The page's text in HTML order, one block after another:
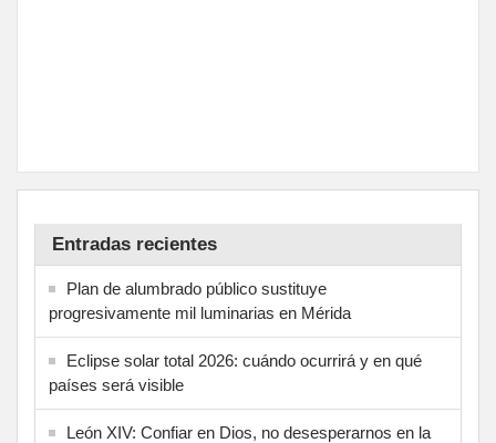
Entradas recientes
Plan de alumbrado público sustituye
progresivamente mil luminarias en Mérida
Eclipse solar total 2026: cuándo ocurrirá y en qué
países será visible
León XIV: Confiar en Dios, no desesperarnos en la